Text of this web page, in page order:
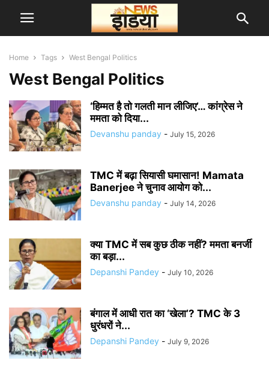
Home Tags West Bengal Politics
West Bengal Politics
‘हिम्मत है तो गलती मान लीजिए’… कांग्रेस ने
ममता को दिया...
Devanshu panday - July 15, 2026
TMC में बढ़ा सियासी घमासान! Mamata
Banerjee ने चुनाव आयोग को...
Devanshu panday - July 14, 2026
क्या TMC में सब कुछ ठीक नहीं? ममता बनर्जी
का बड़ा...
Depanshi Pandey - July 10, 2026
बंगाल में आधी रात का ‘खेला’? TMC के 3
धुरंधरों ने...
Depanshi Pandey - July 9, 2026